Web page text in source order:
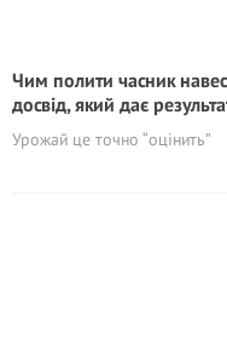
Чим полити часник
досвід, який дає
Урожай це точно “оцінить”